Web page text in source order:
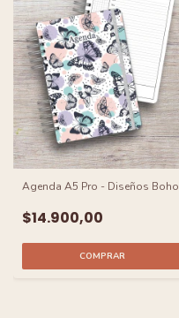
Agenda A5 Pro - Diseños Boho
$14.900,00
COMPRAR